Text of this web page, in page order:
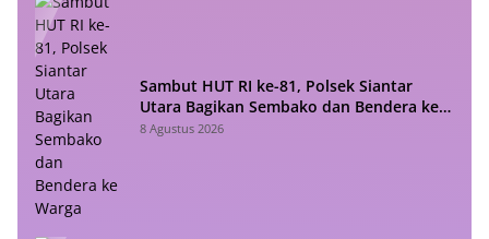
Sambut HUT RI ke-81, Polsek Siantar
Utara Bagikan Sembako dan Bendera ke
Warga
8 Agustus 2026